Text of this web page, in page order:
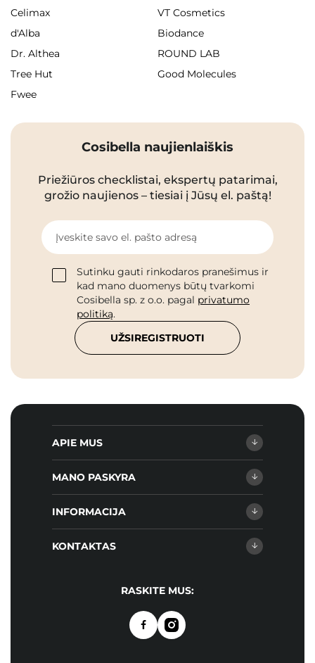
Celimax
VT Cosmetics
d'Alba
Biodance
Dr. Althea
ROUND LAB
Tree Hut
Good Molecules
Fwee
Cosibella naujienlaiškis
Priežiūros checklistai, ekspertų patarimai,
grožio naujienos – tiesiai į Jūsų el. paštą!
Įveskite savo el. pašto adresą
Sutinku gauti rinkodaros pranešimus ir
kad mano duomenys būtų tvarkomi
Cosibella sp. z o.o. pagal privatumo
politiką.
UŽSIREGISTRUOTI
APIE MUS
MANO PASKYRA
INFORMACIJA
KONTAKTAS
RASKITE MUS: